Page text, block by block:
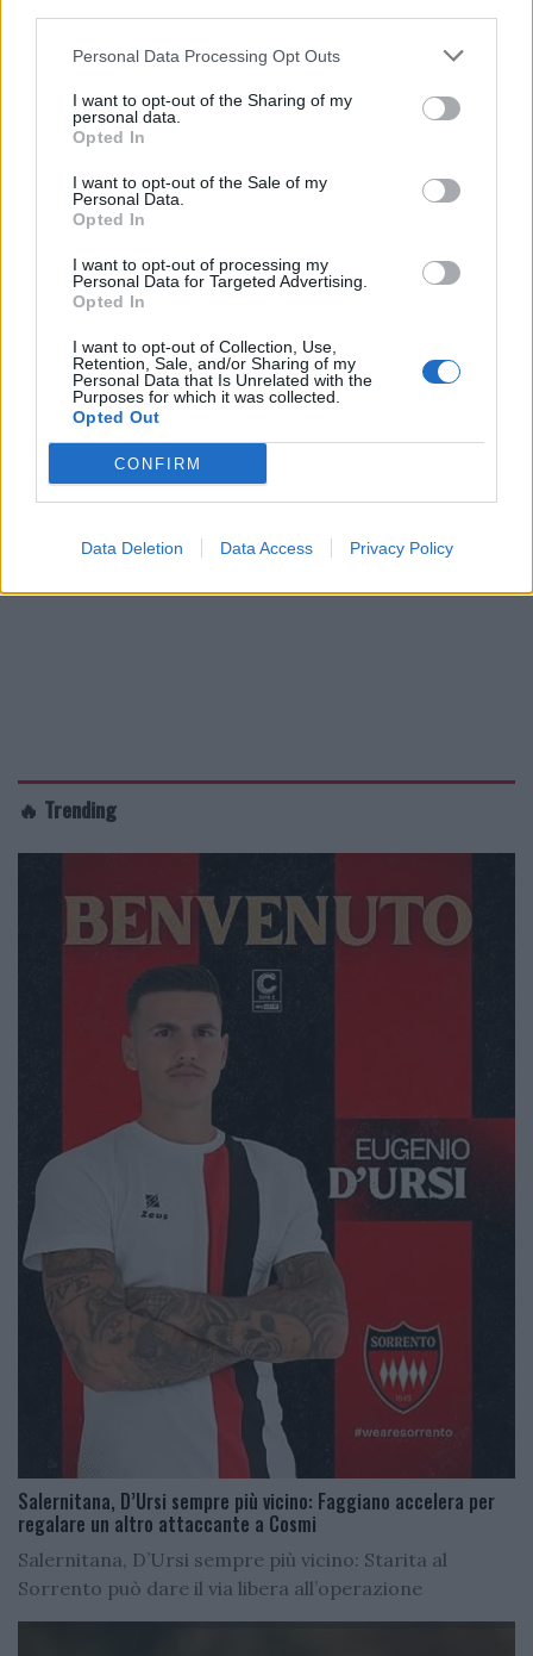
Personal Data Processing Opt Outs
I want to opt-out of the Sharing of my
personal data.
Opted In
I want to opt-out of the Sale of my
Personal Data.
Opted In
I want to opt-out of processing my
Personal Data for Targeted Advertising.
Opted In
I want to opt-out of Collection, Use,
Retention, Sale, and/or Sharing of my
Personal Data that Is Unrelated with the
Purposes for which it was collected.
Opted Out
CONFIRM
Data Deletion Data Access Privacy Policy
🔥 Trending
Salernitana, D’Ursi sempre più vicino: Faggiano accelera per
regalare un altro attaccante a Cosmi
Salernitana, D’Ursi sempre più vicino: Starita al
Sorrento può dare il via libera all’operazione